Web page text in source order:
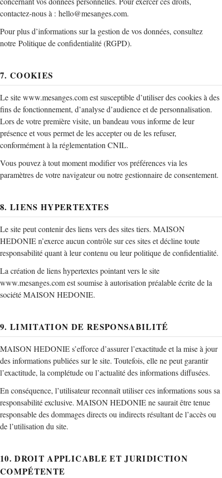
contactez-nous à : hello@mesanges.com.
Pour plus d’informations sur la gestion de vos données, consultez
notre Politique de confidentialité (RGPD).
7. COOKIES
Le site www.mesanges.com est susceptible d’utiliser des cookies à des
fins de fonctionnement, d’analyse d’audience et de personnalisation.
Lors de votre première visite, un bandeau vous informe de leur
présence et vous permet de les accepter ou de les refuser,
conformément à la réglementation CNIL.
Vous pouvez à tout moment modifier vos préférences via les
paramètres de votre navigateur ou notre gestionnaire de consentement.
8. LIENS HYPERTEXTES
Le site peut contenir des liens vers des sites tiers. MAISON
HEDONIE n’exerce aucun contrôle sur ces sites et décline toute
responsabilité quant à leur contenu ou leur politique de confidentialité.
La création de liens hypertextes pointant vers le site
www.mesanges.com est soumise à autorisation préalable écrite de la
société MAISON HEDONIE.
9. LIMITATION DE RESPONSABILITÉ
MAISON HEDONIE s’efforce d’assurer l’exactitude et la mise à jour
des informations publiées sur le site. Toutefois, elle ne peut garantir
l’exactitude, la complétude ou l’actualité des informations diffusées.
En conséquence, l’utilisateur reconnaît utiliser ces informations sous sa
responsabilité exclusive. MAISON HEDONIE ne saurait être tenue
responsable des dommages directs ou indirects résultant de l’accès ou
de l’utilisation du site.
10. DROIT APPLICABLE ET JURIDICTION
COMPÉTENTE